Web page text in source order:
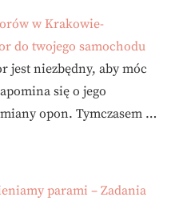
w Krakowie-
do twojego samochodu
jest niezbędny, aby móc
się o jego
opon. Tymczasem …
parami – Zadania